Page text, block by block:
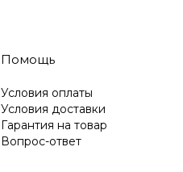
Помощь
Условия оплаты
Условия доставки
Гарантия на товар
Вопрос-ответ